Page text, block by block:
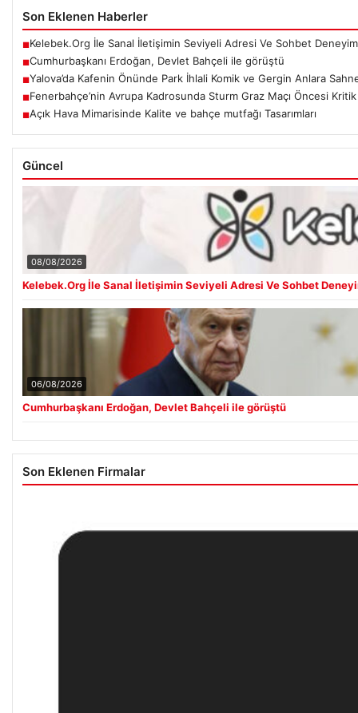
Son Eklenen Haberler
■Kelebek.Org İle Sanal İletişimin Seviyeli Adresi Ve Sohbet
■Cumhurbaşkanı Erdoğan, Devlet Bahçeli ile görüştü
■Yalova’da Kafenin Önünde Park İhlali Komik ve Gergin Anlara
■Fenerbahçe’nin Avrupa Kadrosunda Sturm Graz Maçı Öncesi
■Açık Hava Mimarisinde Kalite ve bahçe mutfağı Tasarımları
Güncel
08/08/2026
Kelebek.Org İle Sanal İletişimin Seviyeli Adresi Ve Sohbet
06/08/2026
Cumhurbaşkanı Erdoğan, Devlet Bahçeli ile görüştü
Son Eklenen Firmalar